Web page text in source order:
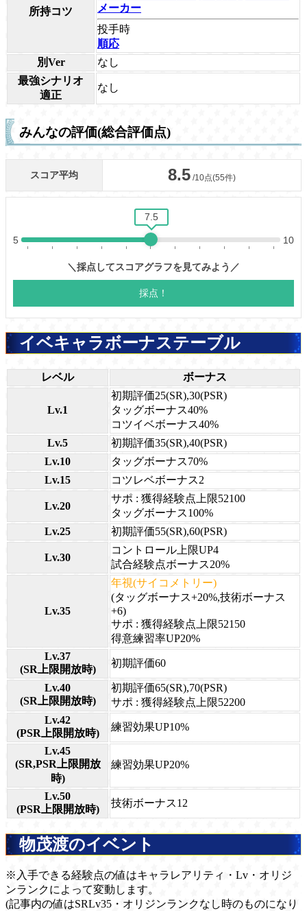
所持コツ
メーカー
投手時
順応
別Ver
なし
最強シナリオ
適正
なし
みんなの評価(総合評価点)
イベキャラボーナステーブル
レベル ボーナス
Lv.1
初期評価25(SR),30(PSR)
タッグボーナス40%
コツイベボーナス40%
Lv.5
初期評価35(SR),40(PSR)
Lv.10
タッグボーナス70%
Lv.15
コツレベボーナス2
Lv.20
サポ : 獲得経験点上限52100
タッグボーナス100%
Lv.25
初期評価55(SR),60(PSR)
Lv.30
コントロール上限UP4
試合経験点ボーナス20%
Lv.35
年視(サイコメトリー)
(タッグボーナス+20%,技術ボーナス
+6)
サポ : 獲得経験点上限52150
得意練習率UP20%
Lv.37
(SR上限開放時)
初期評価60
Lv.40
(SR上限開放時)
初期評価65(SR),70(PSR)
サポ : 獲得経験点上限52200
Lv.42
(PSR上限開放時)
練習効果UP10%
Lv.45
(SR,PSR上限開放
時)
練習効果UP20%
Lv.50
(PSR上限開放時)
技術ボーナス12
物茂渡のイベント
※入手できる経験点の値はキャラレアリティ・Lv・オリジ
ンランクによって変動します。
(記事内の値はSRLv35・オリジンランクなし時のものになり